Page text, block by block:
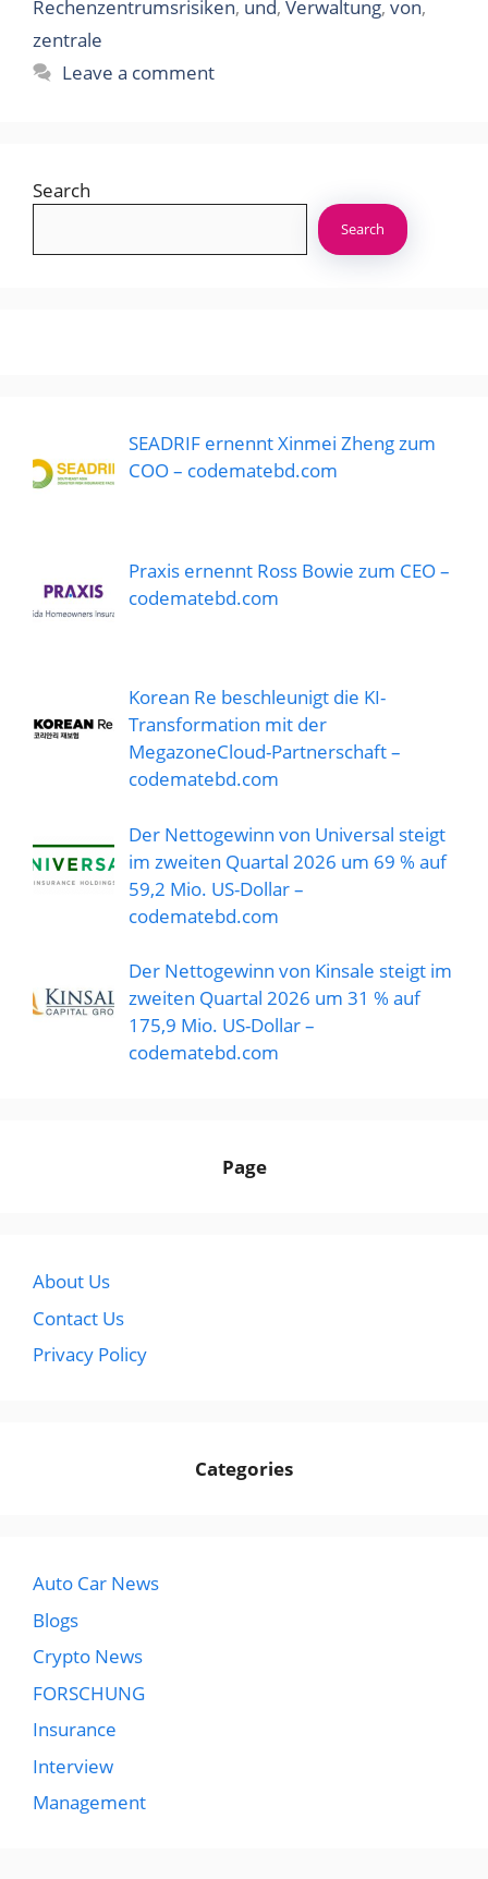
Rechenzentrumsrisiken, und, Verwaltung, von,
zentrale
Leave a comment
Search
Search
SEADRIF ernennt Xinmei Zheng zum
COO – codematebd.com
Praxis ernennt Ross Bowie zum CEO –
codematebd.com
Korean Re beschleunigt die KI-
Transformation mit der
MegazoneCloud-Partnerschaft –
codematebd.com
Der Nettogewinn von Universal steigt
im zweiten Quartal 2026 um 69 % auf
59,2 Mio. US-Dollar –
codematebd.com
Der Nettogewinn von Kinsale steigt im
zweiten Quartal 2026 um 31 % auf
175,9 Mio. US-Dollar –
codematebd.com
Page
About Us
Contact Us
Privacy Policy
Categories
Auto Car News
Blogs
Crypto News
FORSCHUNG
Insurance
Interview
Management